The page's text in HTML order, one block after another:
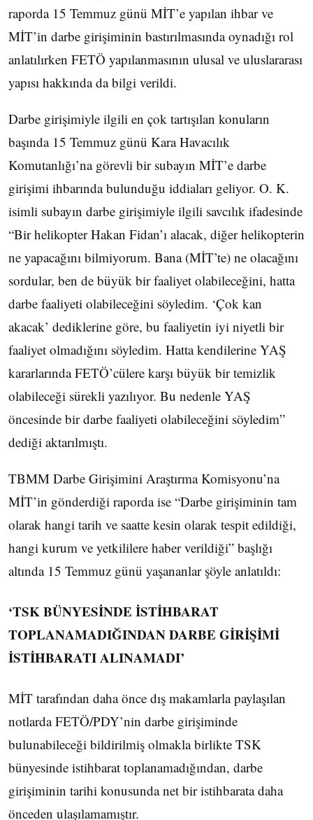
raporda 15 Temmuz günü MİT’e yapılan ihbar ve
MİT’in darbe girişiminin bastırılmasında oynadığı rol
anlatılırken FETÖ yapılanmasının ulusal ve uluslararası
yapısı hakkında da bilgi verildi.
Darbe girişimiyle ilgili en çok tartışılan konuların
başında 15 Temmuz günü Kara Havacılık
Komutanlığı’na görevli bir subayın MİT’e darbe
girişimi ihbarında bulunduğu iddiaları geliyor. O. K.
isimli subayın darbe girişimiyle ilgili savcılık ifadesinde
“Bir helikopter Hakan Fidan’ı alacak, diğer helikopterin
ne yapacağını bilmiyorum. Bana (MİT’te) ne olacağını
sordular, ben de büyük bir faaliyet olabileceğini, hatta
darbe faaliyeti olabileceğini söyledim. ‘Çok kan
akacak’ dediklerine göre, bu faaliyetin iyi niyetli bir
faaliyet olmadığını söyledim. Hatta kendilerine YAŞ
kararlarında FETÖ’cülere karşı büyük bir temizlik
olabileceği sürekli yazılıyor. Bu nedenle YAŞ
öncesinde bir darbe faaliyeti olabileceğini söyledim”
dediği aktarılmıştı.
TBMM Darbe Girişimini Araştırma Komisyonu’na
MİT’in gönderdiği raporda ise “Darbe girişiminin tam
olarak hangi tarih ve saatte kesin olarak tespit edildiği,
hangi kurum ve yetkililere haber verildiği” başlığı
altında 15 Temmuz günü yaşananlar şöyle anlatıldı:
‘TSK BÜNYESİNDE İSTİHBARAT
TOPLANAMADIĞINDAN DARBE GİRİŞİMİ
İSTİHBARATI ALINAMADI’
MİT tarafından daha önce dış makamlarla paylaşılan
notlarda FETÖ/PDY’nin darbe girişiminde
bulunabileceği bildirilmiş olmakla birlikte TSK
bünyesinde istihbarat toplanamadığından, darbe
girişiminin tarihi konusunda net bir istihbarata daha
önceden ulaşılamamıştır.